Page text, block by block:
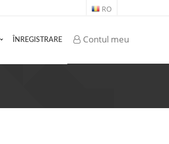
RO
Contul meu
ÎNREGISTRARE